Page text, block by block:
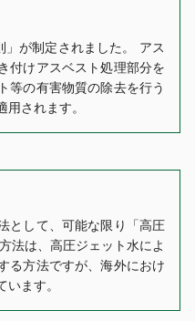
が制定されました。 アス
付けアスベスト処理部分を
等の有害物質の除去を行う
されます。
として、可能な限り「高圧
法は、高圧ジェット水によ
る方法ですが、海外におけ
ます。